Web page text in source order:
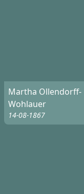
Martha Ollendorff-
Wohlauer
14-08-1867